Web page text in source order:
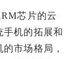
芯片的云
机的拓展和
市场格局，